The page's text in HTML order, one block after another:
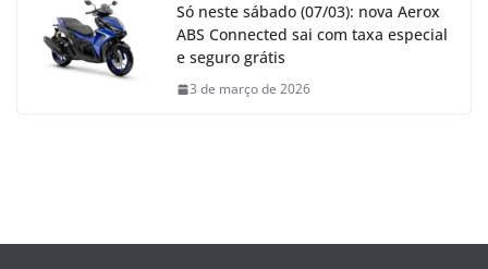
Só neste sábado (07/03): nova Aerox
ABS Connected sai com taxa especial
e seguro grátis
3 de março de 2026